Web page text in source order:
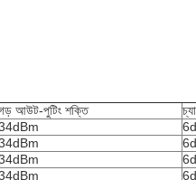
আউট-পুটিং শক্তি